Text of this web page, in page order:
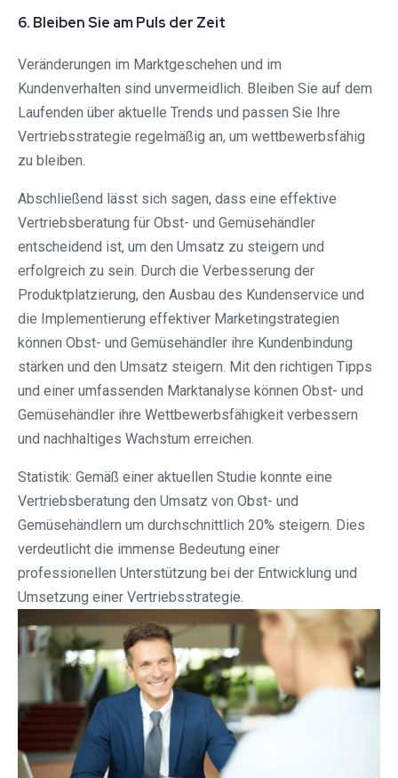
6. Bleiben Sie am Puls der Zeit
Veränderungen im Marktgeschehen und im
Kundenverhalten sind unvermeidlich. Bleiben Sie auf dem
Laufenden über aktuelle Trends und passen Sie Ihre
Vertriebsstrategie regelmäßig an, um wettbewerbsfähig
zu bleiben.
Abschließend lässt sich sagen, dass eine effektive
Vertriebsberatung für Obst- und Gemüsehändler
entscheidend ist, um den Umsatz zu steigern und
erfolgreich zu sein. Durch die Verbesserung der
Produktplatzierung, den Ausbau des Kundenservice und
die Implementierung effektiver Marketingstrategien
können Obst- und Gemüsehändler ihre Kundenbindung
stärken und den Umsatz steigern. Mit den richtigen Tipps
und einer umfassenden Marktanalyse können Obst- und
Gemüsehändler ihre Wettbewerbsfähigkeit verbessern
und nachhaltiges Wachstum erreichen.
Statistik: Gemäß einer aktuellen Studie konnte eine
Vertriebsberatung den Umsatz von Obst- und
Gemüsehändlern um durchschnittlich 20% steigern. Dies
verdeutlicht die immense Bedeutung einer
professionellen Unterstützung bei der Entwicklung und
Umsetzung einer Vertriebsstrategie.